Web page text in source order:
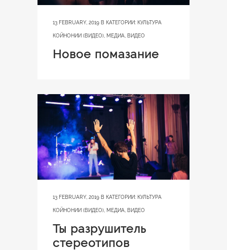
13 FEBRUARY, 2019 В КАТЕГОРИИ: КУЛЬТУРА
КОЙНОНИИ (ВИДЕО) МЕДИА ВИДЕО
Новое помазание
13 FEBRUARY, 2019 В КАТЕГОРИИ: КУЛЬТУРА
КОЙНОНИИ (ВИДЕО) МЕДИА ВИДЕО
Ты разрушитель
стереотипов